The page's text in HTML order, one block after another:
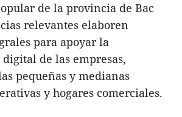
de la provincia de Bac
relevantes elaboren
para apoyar la
de las empresas,
pequeñas y medianas
y hogares comerciales.